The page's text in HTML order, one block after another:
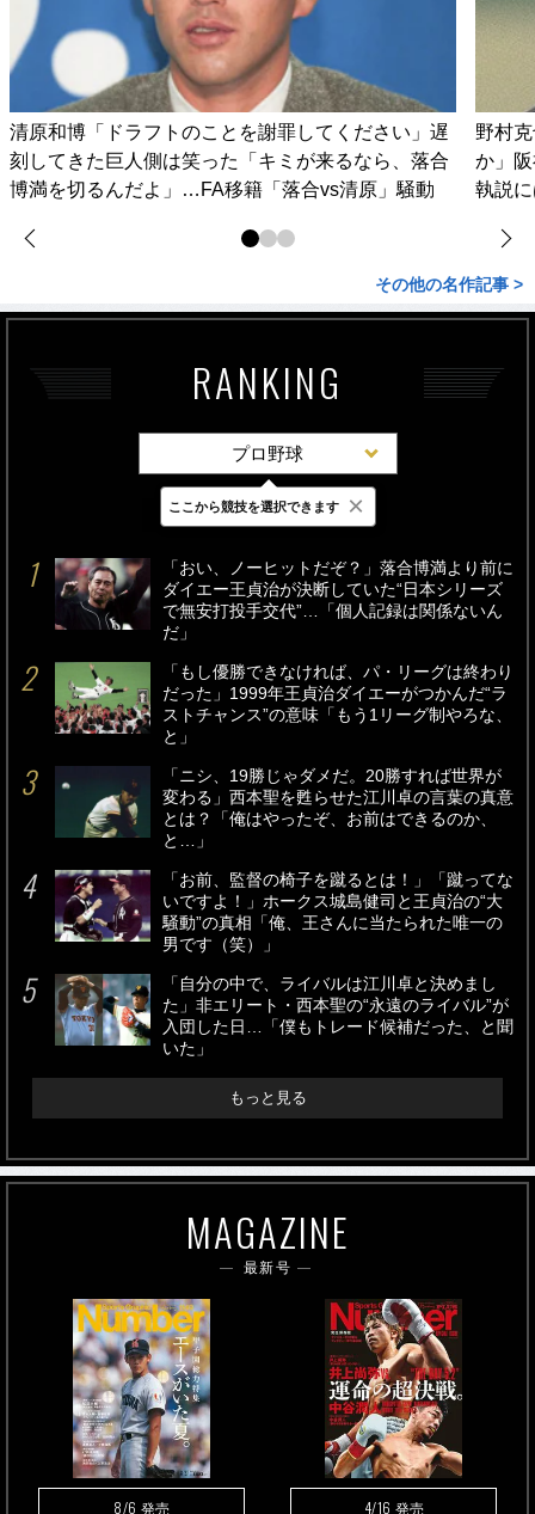
清原和博「ドラフトのことを謝罪してください」遅
刻してきた巨人側は笑った「キミが来るなら、落合
博満を切るんだよ」…FA移籍「落合vs清原」騒動
野村
か」
執説
その他の名作記事 >
RANKING
プロ野球
最新 24時間 週間
「おい、ノーヒットだぞ？」落合博満より前に
ダイエー王貞治が決断していた“日本シリーズ
で無安打投手交代”…「個人記録は関係ないん
だ」
「もし優勝できなければ、パ・リーグは終わり
だった」1999年王貞治ダイエーがつかんだ“ラ
ストチャンス”の意味「もう1リーグ制やろな、
と」
「ニシ、19勝じゃダメだ。20勝すれば世界が
変わる」西本聖を甦らせた江川卓の言葉の真意
とは？「俺はやったぞ、お前はできるのか、
と…」
「お前、監督の椅子を蹴るとは！」「蹴ってな
いですよ！」ホークス城島健司と王貞治の“大
騒動”の真相「俺、王さんに当たられた唯一の
男です（笑）」
「自分の中で、ライバルは江川卓と決めまし
た」非エリート・西本聖の“永遠のライバル”が
入団した日…「僕もトレード候補だった、と聞
いた」
もっと見る
MAGAZINE
最新号
8/6 発売 4/16 発売
ここから競技を選択できます ×